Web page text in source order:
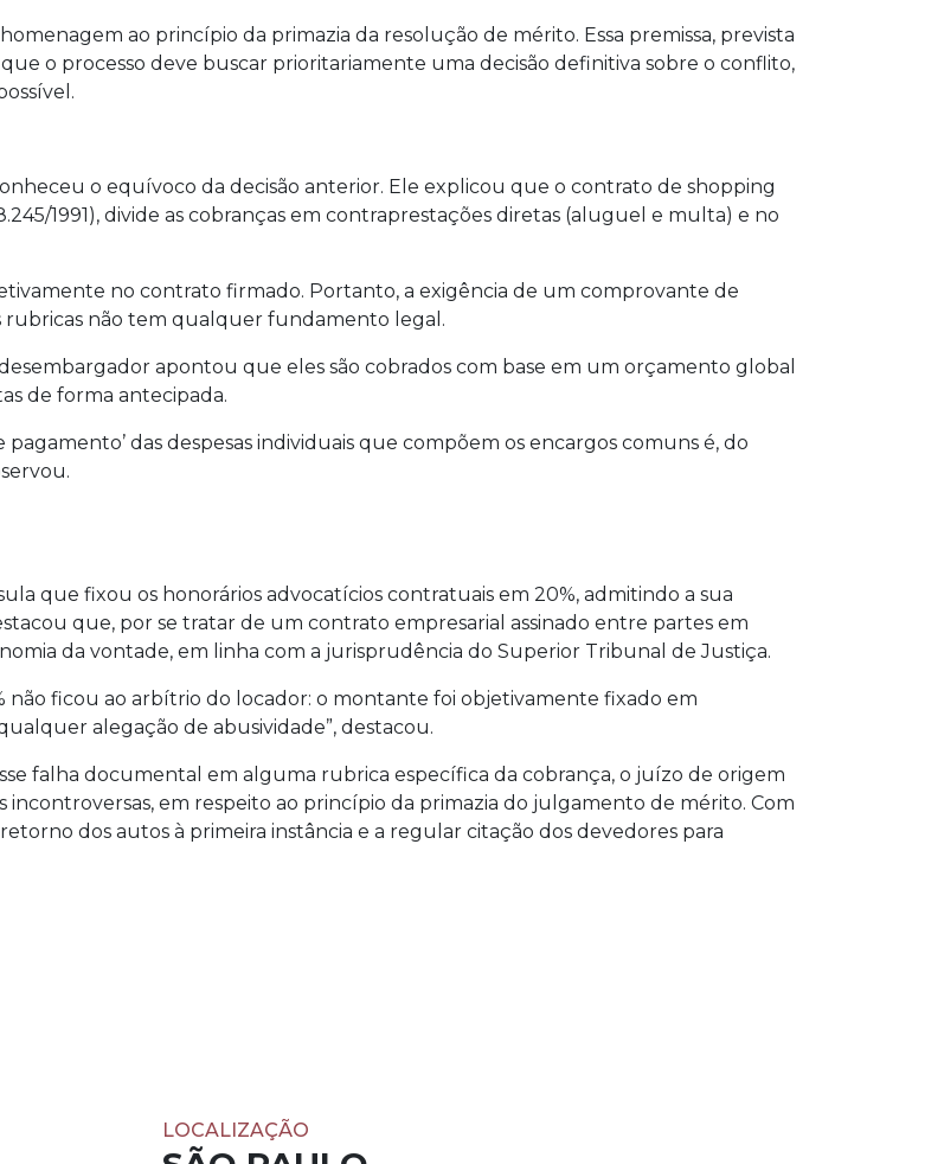
ao princípio da primazia da resolução de mérito. Essa premissa, prevista
que o processo deve buscar prioritariamente uma decisão definitiva sobre o conflito,
o equívoco da decisão anterior. Ele explicou que o contrato de shopping
1991), divide as cobranças em contraprestações diretas (aluguel e multa) e no
no contrato firmado. Portanto, a exigência de um comprovante de
rubricas não tem qualquer fundamento legal.
apontou que eles são cobrados com base em um orçamento global
de forma antecipada.
das despesas individuais que compõem os encargos comuns é, do
que fixou os honorários advocatícios contratuais em 20%, admitindo a sua
que, por se tratar de um contrato empresarial assinado entre partes em
da vontade, em linha com a jurisprudência do Superior Tribunal de Justiça.
não ficou ao arbítrio do locador: o montante foi objetivamente fixado em
alegação de abusividade”, destacou.
falha documental em alguma rubrica específica da cobrança, o juízo de origem
em respeito ao princípio da primazia do julgamento de mérito. Com
dos autos à primeira instância e a regular citação dos devedores para
LOCALIZAÇÃO